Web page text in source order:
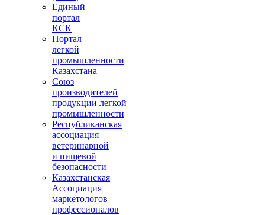
Единый
портал
КСК
Портал
легкой
промышленности
Казахстана
Союз
производителей
продукции легкой
промышленности
Республиканская
ассоциация
ветеринарной
и пищевой
безопасности
Казахстанская
Ассоциация
маркетологов
профессионалов